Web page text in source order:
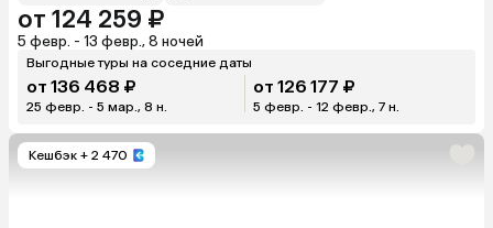
от 124 259 ₽
5 февр. - 13 февр., 8 ночей
Выгодные туры на соседние даты
от 136 468 ₽
25 февр. - 5 мар., 8 н.
от 126 177 ₽
5 февр. - 12 февр., 7 н.
Кешбэк + 2 470